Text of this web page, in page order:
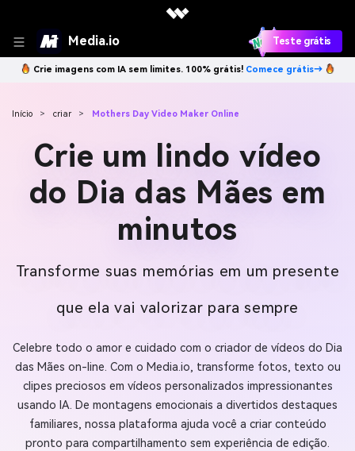
Media.io Teste grátis
Crie imagens com IA sem limites. 100% grátis! Comece grátis→
Início > criar > Mothers Day Video Maker Online
Crie um lindo vídeo
do Dia das Mães em
minutos
Transforme suas memórias em um presente
que ela vai valorizar para sempre
Celebre todo o amor e cuidado com o criador de vídeos do Dia
das Mães on-line. Com o Media.io, transforme fotos, texto ou
clipes preciosos em vídeos personalizados impressionantes
usando IA. De montagens emocionais a divertidos destaques
familiares, nossa plataforma ajuda você a criar conteúdo
pronto para compartilhamento sem experiência de edição.